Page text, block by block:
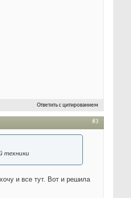
Ответить с цитированием
#3
техники
и все тут. Вот и решила